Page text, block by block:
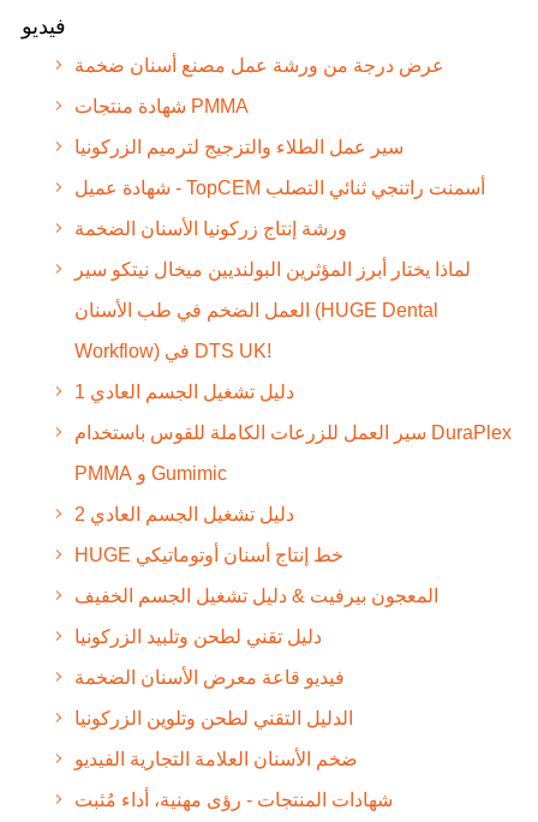
فيديو
عرض درجة من ورشة عمل مصنع أسنان ضخمة
شهادة منتجات PMMA
سير عمل الطلاء والتزجيج لترميم الزركونيا
شهادة عميل - TopCEM أسمنت راتنجي ثنائي التصلب
ورشة إنتاج زركونيا الأسنان الضخمة
لماذا يختار أبرز المؤثرين البولنديين ميخال نيتكو سير
العمل الضخم في طب الأسنان (HUGE Dental
Workflow) في DTS UK!
دليل تشغيل الجسم العادي 1
سير العمل للزرعات الكاملة للقوس باستخدام DuraPlex
PMMA و Gumimic
دليل تشغيل الجسم العادي 2
HUGE خط إنتاج أسنان أوتوماتيكي
المعجون بيرفيت & دليل تشغيل الجسم الخفيف
دليل تقني لطحن وتلبيد الزركونيا
فيديو قاعة معرض الأسنان الضخمة
الدليل التقني لطحن وتلوين الزركونيا
ضخم الأسنان العلامة التجارية الفيديو
شهادات المنتجات - رؤى مهنية، أداء مُثبت